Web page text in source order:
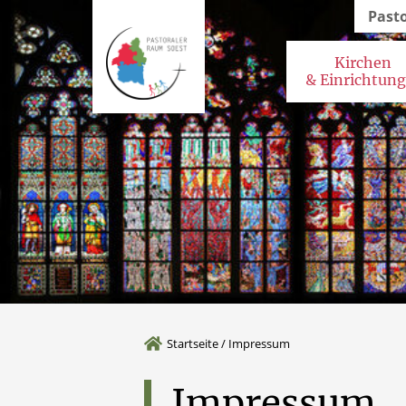
Kirchen
&
Startseite/ Impressum